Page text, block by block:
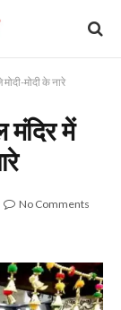
मोदी के नारे
मंदिर में
No Comments